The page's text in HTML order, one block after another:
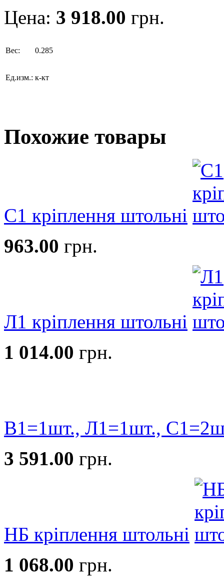
Цена: 3 918.00 грн.
Вес: 0.285
Ед.изм.: к-кт
Похожие товары
С1 кріплення штольні
963.00 грн.
Л1 кріплення штольні
1 014.00 грн.
В1=1шт., Л1=1шт.,
3 591.00 грн.
НБ кріплення штольні
1 068.00 грн.